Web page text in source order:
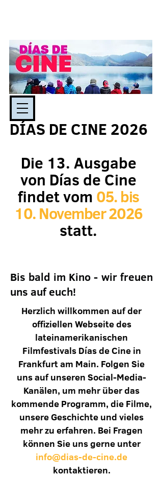
DÍAS DE CINE 2026
Die 13. Ausgabe
von Días de Cine
findet vom 05. bis
10. November 2026
statt.
Bis bald im Kino - wir freuen
uns auf euch!
Herzlich willkommen auf der
offiziellen Webseite des
lateinamerikanischen
Filmfestivals Días de Cine in
Frankfurt am Main. Folgen Sie
uns auf unseren Social-Media-
Kanälen, um mehr über das
kommende Programm, die Filme,
unsere Geschichte und vieles
mehr zu erfahren. Bei Fragen
können Sie uns gerne unter
info@dias-de-cine.de
kontaktieren.